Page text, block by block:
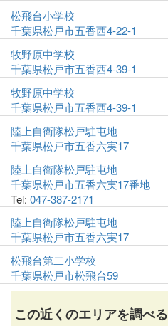
松飛台小学校
千葉県松戸市五香西4-22-1
牧野原中学校
千葉県松戸市五香西4-39-1
牧野原中学校
千葉県松戸市五香西4-39-1
陸上自衛隊松戸駐屯地
千葉県松戸市五香六実17
陸上自衛隊松戸駐屯地
千葉県松戸市五香六実17番地
Tel: 047-387-2171
陸上自衛隊松戸駐屯地
千葉県松戸市五香六実17
松飛台第二小学校
千葉県松戸市松飛台59
この近くのエリアを調べる